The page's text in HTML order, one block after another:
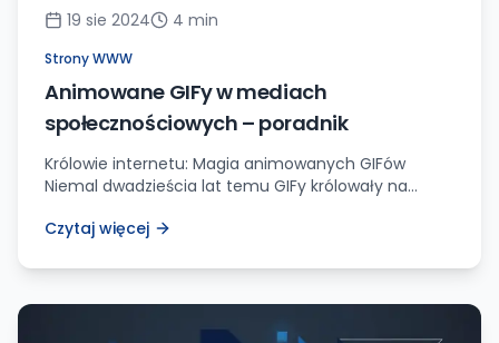
19 sie 2024 4 min
Strony WWW
Animowane GIFy w mediach
społecznościowych – poradnik
Królowie internetu: Magia animowanych GIFów
Niemal dwadzieścia lat temu GIFy królowały na
ekspresywne animacje pobudzały wyobraźnię
pojawiały. Choć wraz z rozwojem technologii ich
Czytaj więcej